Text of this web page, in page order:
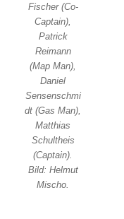
Fischer (Co-
Captain),
Patrick
Reimann
(Map Man),
Daniel
Sensenschmi
dt (Gas Man),
Matthias
Schultheis
(Captain).
Bild: Helmut
Mischo.